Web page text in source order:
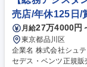
売店/年休125日/
月給27万4000円
東京都品川区
企業名 株式会社シュテルン品川 求人名 【総務アシ
セデス・ベンツ正規販売店/年